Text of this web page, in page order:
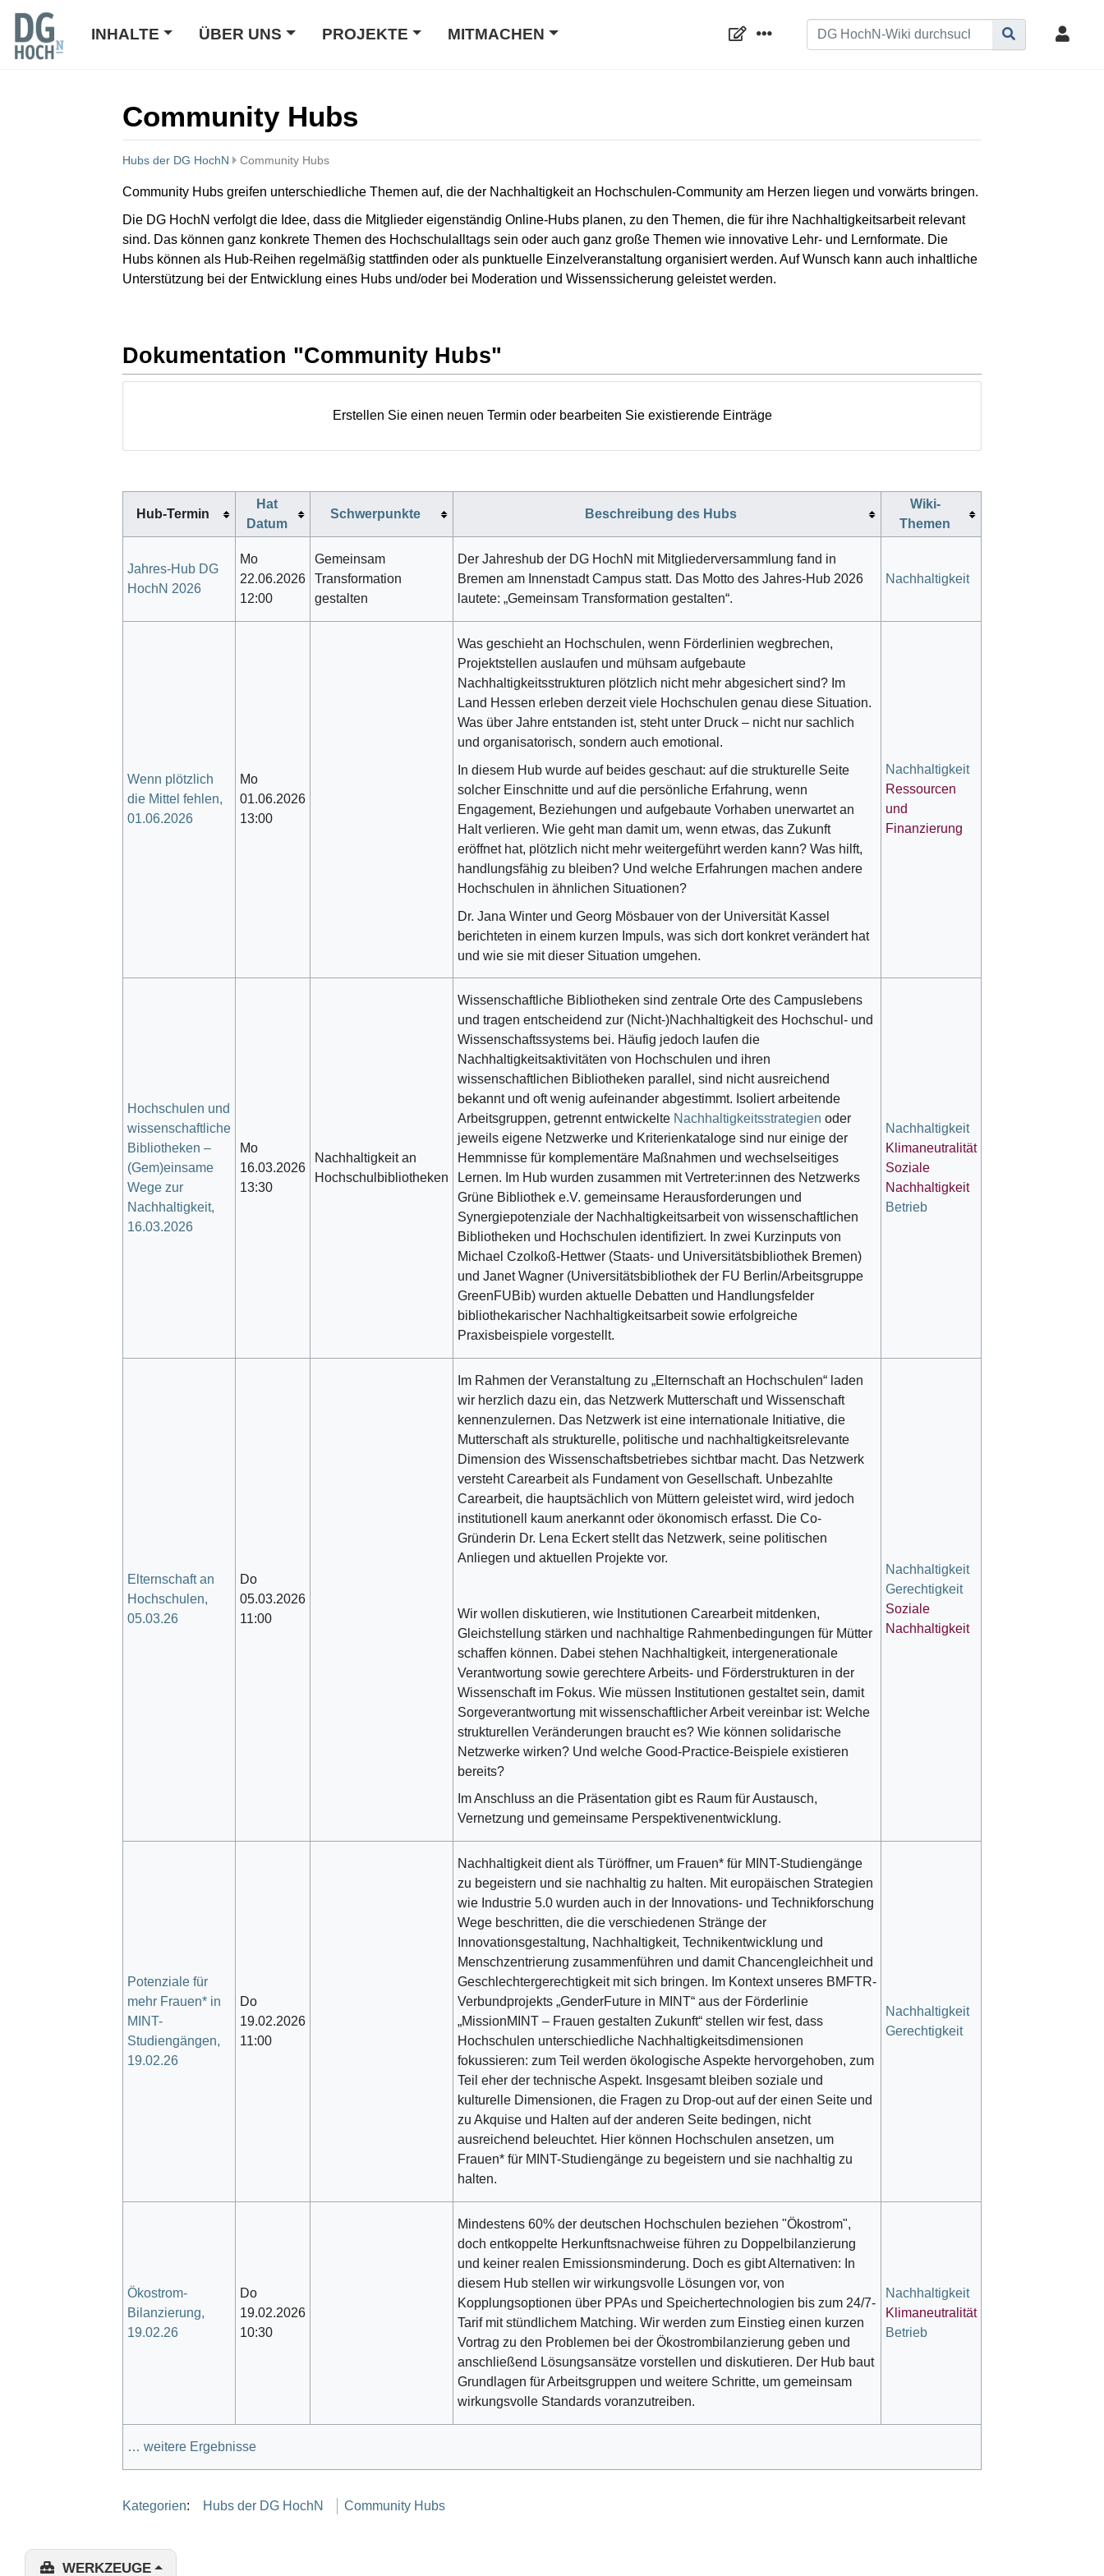
INHALTE ÜBER UNS PROJEKTE MITMACHEN
Community Hubs
Hubs der DG HochN Community Hubs
Wechseln zu:Navigation, Suche
Community Hubs greifen unterschiedliche Themen auf, die der Nachhaltigkeit an Hochschulen-Community am Herzen liegen und vorwärts bringen.
Die DG HochN verfolgt die Idee, dass die Mitglieder eigenständig Online-Hubs planen, zu den Themen, die für ihre Nachhaltigkeitsarbeit relevant
sind. Das können ganz konkrete Themen des Hochschulalltags sein oder auch ganz große Themen wie innovative Lehr- und Lernformate. Die
Hubs können als Hub-Reihen regelmäßig stattfinden oder als punktuelle Einzelveranstaltung organisiert werden. Auf Wunsch kann auch inhaltliche
Unterstützung bei der Entwicklung eines Hubs und/oder bei Moderation und Wissenssicherung geleistet werden.
Dokumentation "Community Hubs"
Erstellen Sie einen neuen Termin oder bearbeiten Sie existierende Einträge
Hub-Termin
Hat
Datum
Schwerpunkte Beschreibung des Hubs
Wiki-
Themen
Jahres-Hub DG
HochN 2026
Mo
22.06.2026
12:00
Gemeinsam
Transformation
gestalten
Der Jahreshub der DG HochN mit Mitgliederversammlung fand in
Bremen am Innenstadt Campus statt. Das Motto des Jahres-Hub 2026
lautete: „Gemeinsam Transformation gestalten“.
Nachhaltigkeit
Wenn plötzlich
die Mittel fehlen,
01.06.2026
Mo
01.06.2026
13:00
Was geschieht an Hochschulen, wenn Förderlinien wegbrechen,
Projektstellen auslaufen und mühsam aufgebaute
Nachhaltigkeitsstrukturen plötzlich nicht mehr abgesichert sind? Im
Land Hessen erleben derzeit viele Hochschulen genau diese Situation.
Was über Jahre entstanden ist, steht unter Druck – nicht nur sachlich
und organisatorisch, sondern auch emotional.
In diesem Hub wurde auf beides geschaut: auf die strukturelle Seite
solcher Einschnitte und auf die persönliche Erfahrung, wenn
Engagement, Beziehungen und aufgebaute Vorhaben unerwartet an
Halt verlieren. Wie geht man damit um, wenn etwas, das Zukunft
eröffnet hat, plötzlich nicht mehr weitergeführt werden kann? Was hilft,
handlungsfähig zu bleiben? Und welche Erfahrungen machen andere
Hochschulen in ähnlichen Situationen?
Dr. Jana Winter und Georg Mösbauer von der Universität Kassel
berichteten in einem kurzen Impuls, was sich dort konkret verändert hat
und wie sie mit dieser Situation umgehen.
Nachhaltigkeit
Ressourcen
und
Finanzierung
Hochschulen und
wissenschaftliche
Bibliotheken –
(Gem)einsame
Wege zur
Nachhaltigkeit,
16.03.2026
Mo
16.03.2026
13:30
Nachhaltigkeit an
Hochschulbibliotheken
Wissenschaftliche Bibliotheken sind zentrale Orte des Campuslebens
und tragen entscheidend zur (Nicht-)Nachhaltigkeit des Hochschul- und
Wissenschaftssystems bei. Häufig jedoch laufen die
Nachhaltigkeitsaktivitäten von Hochschulen und ihren
wissenschaftlichen Bibliotheken parallel, sind nicht ausreichend
bekannt und oft wenig aufeinander abgestimmt. Isoliert arbeitende
Arbeitsgruppen, getrennt entwickelte Nachhaltigkeitsstrategien oder
jeweils eigene Netzwerke und Kriterienkataloge sind nur einige der
Hemmnisse für komplementäre Maßnahmen und wechselseitiges
Lernen. Im Hub wurden zusammen mit Vertreter:innen des Netzwerks
Grüne Bibliothek e.V. gemeinsame Herausforderungen und
Synergiepotenziale der Nachhaltigkeitsarbeit von wissenschaftlichen
Bibliotheken und Hochschulen identifiziert. In zwei Kurzinputs von
Michael Czolkoß-Hettwer (Staats- und Universitätsbibliothek Bremen)
und Janet Wagner (Universitätsbibliothek der FU Berlin/Arbeitsgruppe
GreenFUBib) wurden aktuelle Debatten und Handlungsfelder
bibliothekarischer Nachhaltigkeitsarbeit sowie erfolgreiche
Praxisbeispiele vorgestellt.
Nachhaltigkeit
Klimaneutralität
Soziale
Nachhaltigkeit
Betrieb
Elternschaft an
Hochschulen,
05.03.26
Do
05.03.2026
11:00
Im Rahmen der Veranstaltung zu „Elternschaft an Hochschulen“ laden
wir herzlich dazu ein, das Netzwerk Mutterschaft und Wissenschaft
kennenzulernen. Das Netzwerk ist eine internationale Initiative, die
Mutterschaft als strukturelle, politische und nachhaltigkeitsrelevante
Dimension des Wissenschaftsbetriebes sichtbar macht. Das Netzwerk
versteht Carearbeit als Fundament von Gesellschaft. Unbezahlte
Carearbeit, die hauptsächlich von Müttern geleistet wird, wird jedoch
institutionell kaum anerkannt oder ökonomisch erfasst. Die Co-
Gründerin Dr. Lena Eckert stellt das Netzwerk, seine politischen
Anliegen und aktuellen Projekte vor.
Wir wollen diskutieren, wie Institutionen Carearbeit mitdenken,
Gleichstellung stärken und nachhaltige Rahmenbedingungen für Mütter
schaffen können. Dabei stehen Nachhaltigkeit, intergenerationale
Verantwortung sowie gerechtere Arbeits- und Förderstrukturen in der
Wissenschaft im Fokus. Wie müssen Institutionen gestaltet sein, damit
Sorgeverantwortung mit wissenschaftlicher Arbeit vereinbar ist: Welche
strukturellen Veränderungen braucht es? Wie können solidarische
Netzwerke wirken? Und welche Good-Practice-Beispiele existieren
bereits?
Im Anschluss an die Präsentation gibt es Raum für Austausch,
Vernetzung und gemeinsame Perspektivenentwicklung.
Nachhaltigkeit
Gerechtigkeit
Soziale
Nachhaltigkeit
Potenziale für
mehr Frauen* in
MINT-
Studiengängen,
19.02.26
Do
19.02.2026
11:00
Nachhaltigkeit dient als Türöffner, um Frauen* für MINT-Studiengänge
zu begeistern und sie nachhaltig zu halten. Mit europäischen Strategien
wie Industrie 5.0 wurden auch in der Innovations- und Technikforschung
Wege beschritten, die die verschiedenen Stränge der
Innovationsgestaltung, Nachhaltigkeit, Technikentwicklung und
Menschzentrierung zusammenführen und damit Chancengleichheit und
Geschlechtergerechtigkeit mit sich bringen. Im Kontext unseres BMFTR-
Verbundprojekts „GenderFuture in MINT“ aus der Förderlinie
„MissionMINT – Frauen gestalten Zukunft“ stellen wir fest, dass
Hochschulen unterschiedliche Nachhaltigkeitsdimensionen
fokussieren: zum Teil werden ökologische Aspekte hervorgehoben, zum
Teil eher der technische Aspekt. Insgesamt bleiben soziale und
kulturelle Dimensionen, die Fragen zu Drop-out auf der einen Seite und
zu Akquise und Halten auf der anderen Seite bedingen, nicht
ausreichend beleuchtet. Hier können Hochschulen ansetzen, um
Frauen* für MINT-Studiengänge zu begeistern und sie nachhaltig zu
halten.
Nachhaltigkeit
Gerechtigkeit
Ökostrom-
Bilanzierung,
19.02.26
Do
19.02.2026
10:30
Mindestens 60% der deutschen Hochschulen beziehen "Ökostrom",
doch entkoppelte Herkunftsnachweise führen zu Doppelbilanzierung
und keiner realen Emissionsminderung. Doch es gibt Alternativen: In
diesem Hub stellen wir wirkungsvolle Lösungen vor, von
Kopplungsoptionen über PPAs und Speichertechnologien bis zum 24/7-
Tarif mit stündlichem Matching. Wir werden zum Einstieg einen kurzen
Vortrag zu den Problemen bei der Ökostrombilanzierung geben und
anschließend Lösungsansätze vorstellen und diskutieren. Der Hub baut
Grundlagen für Arbeitsgruppen und weitere Schritte, um gemeinsam
wirkungsvolle Standards voranzutreiben.
Nachhaltigkeit
Klimaneutralität
Betrieb
… weitere Ergebnisse
Kategorien: Hubs der DG HochN Community Hubs
WERKZEUGE